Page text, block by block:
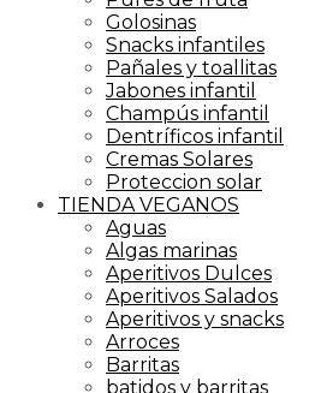
Golosinas
Snacks infantiles
Pañales y toallitas
Jabones infantil
Champús infantil
Dentríficos infantil
Cremas Solares
Proteccion solar
TIENDA VEGANOS
Aguas
Algas marinas
Aperitivos Dulces
Aperitivos Salados
Aperitivos y snacks
Arroces
Barritas
batidos y barritas